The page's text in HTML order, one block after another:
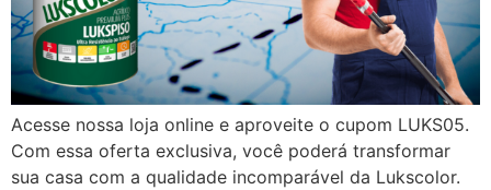
Acesse nossa loja online e aproveite o cupom LUKS05.
Com essa oferta exclusiva, você poderá transformar
sua casa com a qualidade incomparável da Lukscolor.